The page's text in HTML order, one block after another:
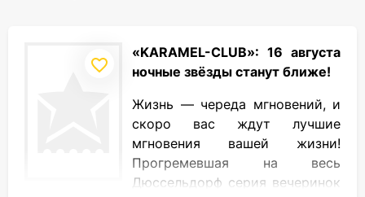
«KARAMEL-CLUB»: 16 августа
ночные звёзды станут ближе!
Жизнь — череда мгновений, и
скоро вас ждут лучшие
мгновения вашей жизни!
Прогремевшая на весь
Дюссельдорф серия вечеринок